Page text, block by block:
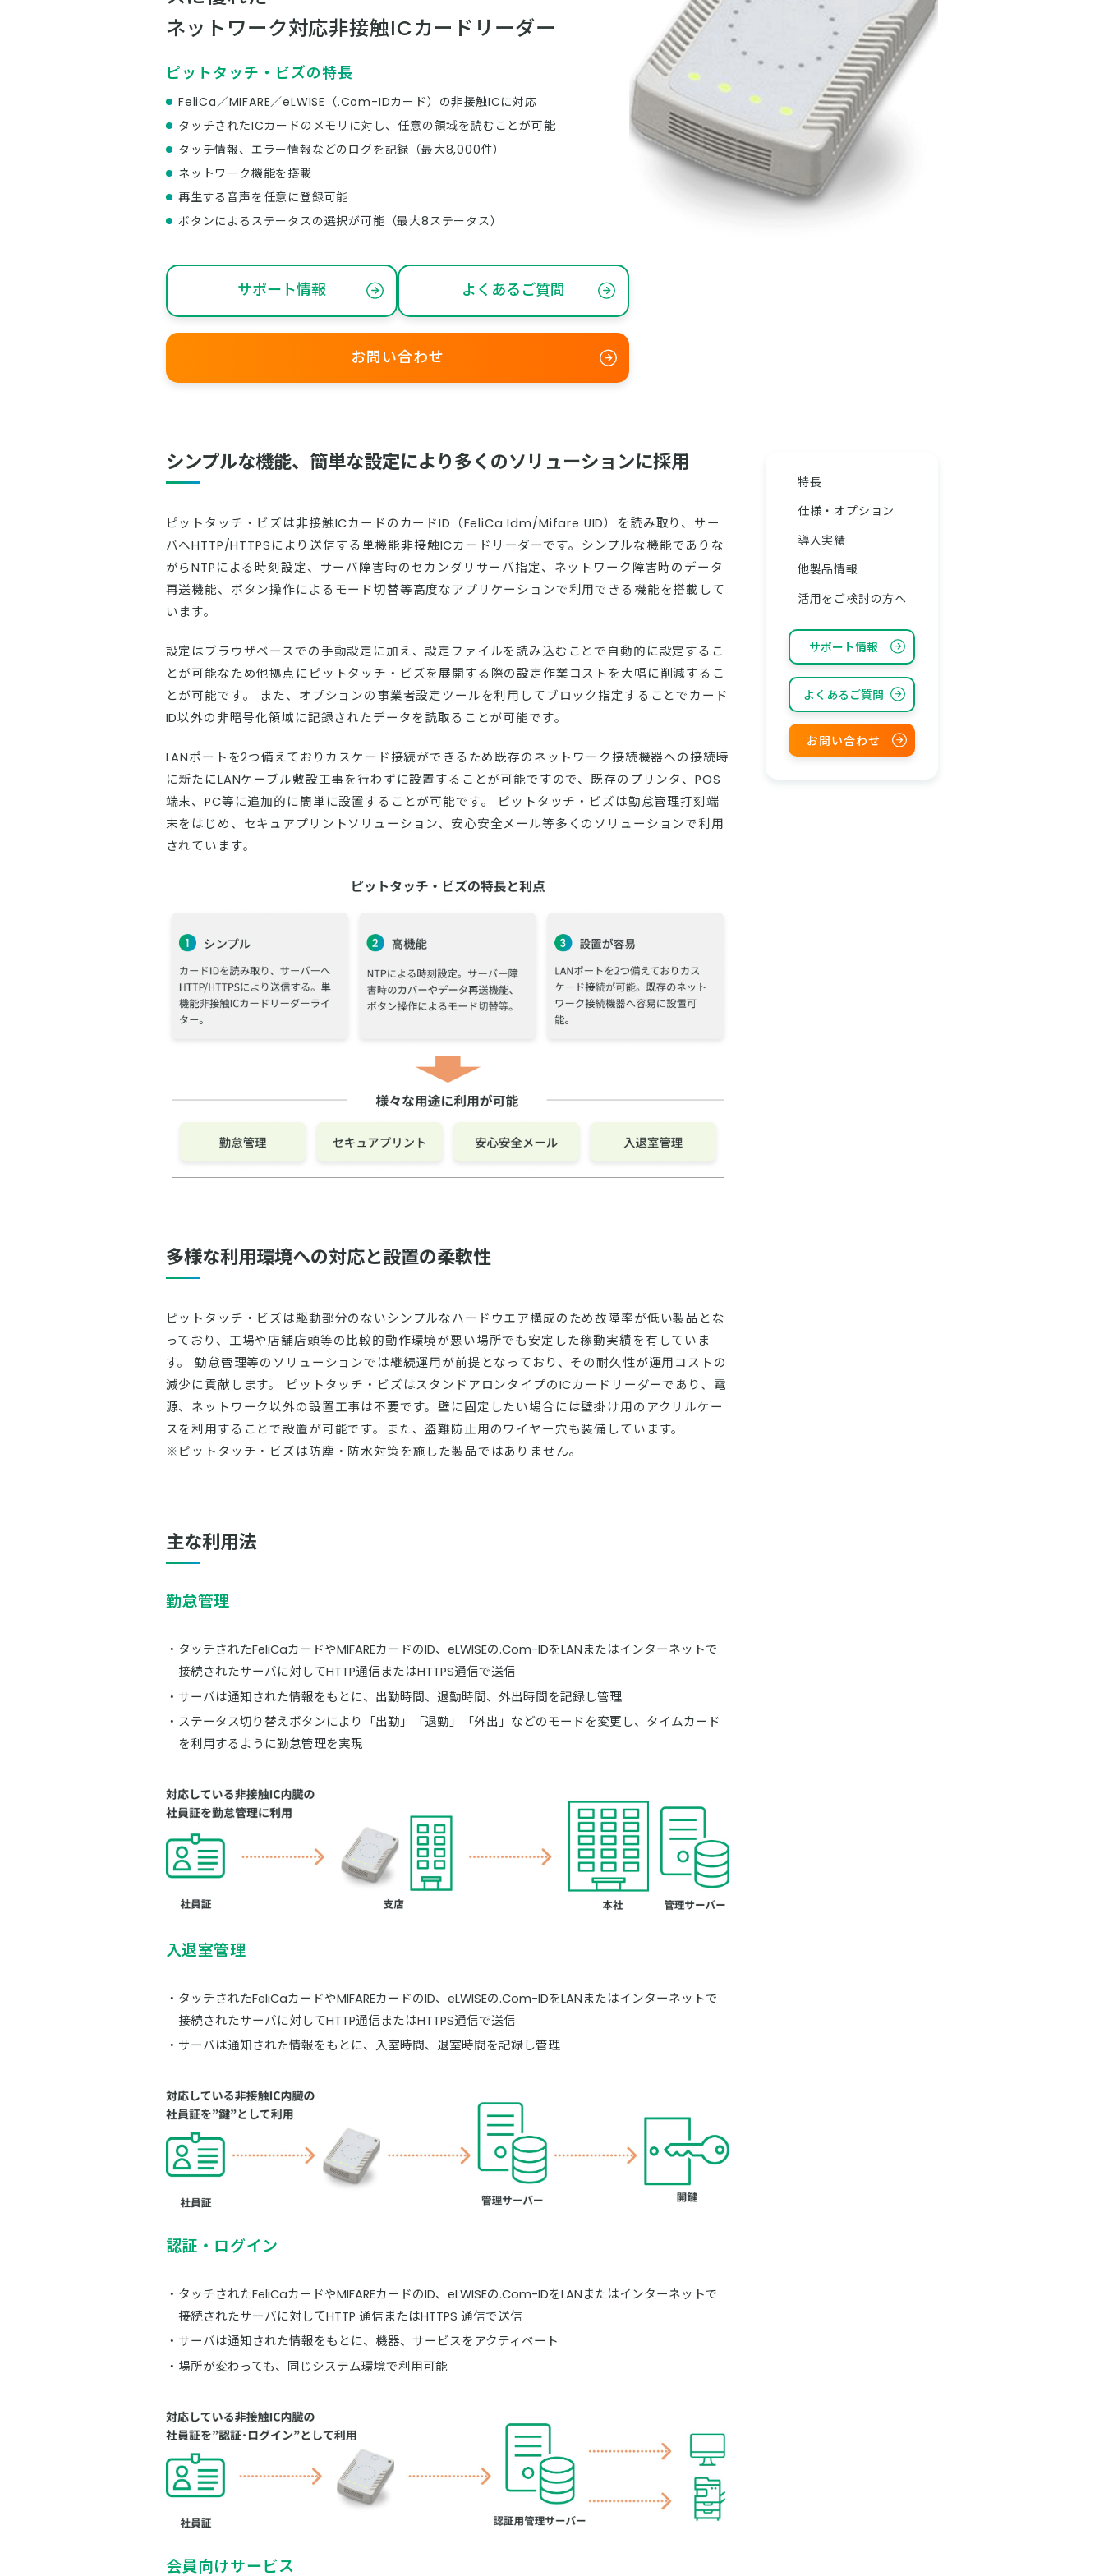
ネットワーク対応非接触ICカードリーダー
ピットタッチ・ビズの特長
FeliCa／MIFARE／eLWISE（.Com-IDカード）の非接触ICに対応
タッチされたICカードのメモリに対し、任意の領域を読むことが可能
タッチ情報、エラー情報などのログを記録（最大8,000件）
ネットワーク機能を搭載
再生する音声を任意に登録可能
ボタンによるステータスの選択が可能（最大8ステータス）
サポート情報 よくあるご質問
お問い合わせ
シンプルな機能、簡単な設定により多くのソリューションに採用
ピットタッチ・ビズは非接触ICカードのカードID（FeliCa Idm/Mifare UID）を読み取り、サー
バへHTTP/HTTPSにより送信する単機能非接触ICカードリーダーです。シンプルな機能でありな
がらNTPによる時刻設定、サーバ障害時のセカンダリサーバ指定、ネットワーク障害時のデータ
再送機能、ボタン操作によるモード切替等高度なアプリケーションで利用できる機能を搭載して
います。
設定はブラウザベースでの手動設定に加え、設定ファイルを読み込むことで自動的に設定するこ
とが可能なため他拠点にピットタッチ・ビズを展開する際の設定作業コストを大幅に削減するこ
とが可能です。 また、オプションの事業者設定ツールを利用してブロック指定することでカード
ID以外の非暗号化領域に記録されたデータを読取ることが可能です。
LANポートを2つ備えておりカスケード接続ができるため既存のネットワーク接続機器への接続時
に新たにLANケーブル敷設工事を行わずに設置することが可能ですので、既存のプリンタ、POS
端末、PC等に追加的に簡単に設置することが可能です。 ピットタッチ・ビズは勤怠管理打刻端
末をはじめ、セキュアプリントソリューション、安心安全メール等多くのソリューションで利用
されています。
多様な利用環境への対応と設置の柔軟性
ピットタッチ・ビズは駆動部分のないシンプルなハードウエア構成のため故障率が低い製品とな
っており、工場や店舗店頭等の比較的動作環境が悪い場所でも安定した稼動実績を有していま
す。 勤怠管理等のソリューションでは継続運用が前提となっており、その耐久性が運用コストの
減少に貢献します。 ピットタッチ・ビズはスタンドアロンタイプのICカードリーダーであり、電
源、ネットワーク以外の設置工事は不要です。壁に固定したい場合には壁掛け用のアクリルケー
スを利用することで設置が可能です。また、盗難防止用のワイヤー穴も装備しています。
※ピットタッチ・ビズは防塵・防水対策を施した製品ではありません。
主な利用法
勤怠管理
タッチされたFeliCaカードやMIFAREカードのID、eLWISEの.Com-IDをLANまたはインターネットで
接続されたサーバに対してHTTP通信またはHTTPS通信で送信
サーバは通知された情報をもとに、出勤時間、退勤時間、外出時間を記録し管理
ステータス切り替えボタンにより「出勤」「退勤」「外出」などのモードを変更し、タイムカード
を利用するように勤怠管理を実現
入退室管理
タッチされたFeliCaカードやMIFAREカードのID、eLWISEの.Com-IDをLANまたはインターネットで
接続されたサーバに対してHTTP通信またはHTTPS通信で送信
サーバは通知された情報をもとに、入室時間、退室時間を記録し管理
認証・ログイン
タッチされたFeliCaカードやMIFAREカードのID、eLWISEの.Com-IDをLANまたはインターネットで
接続されたサーバに対してHTTP 通信またはHTTPS 通信で送信
サーバは通知された情報をもとに、機器、サービスをアクティベート
場所が変わっても、同じシステム環境で利用可能
会員向けサービス
特長
仕様・オプション
導入実績
他製品情報
活用をご検討の方へ
サポート情報
よくあるご質問
お問い合わせ